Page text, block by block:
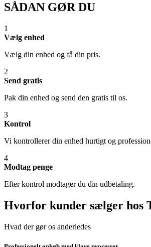
SÅDAN GØR DU
1
Vælg enhed
Vælg din enhed og få din pris.
2
Send gratis
Pak din enhed og send den gratis til os.
3
Kontrol
Vi kontrollerer din enhed hurtigt og
4
Modtag penge
Efter kontrol modtager du din udbetaling.
Hvorfor kunder sælger hos
Hvad der gør os anderledes